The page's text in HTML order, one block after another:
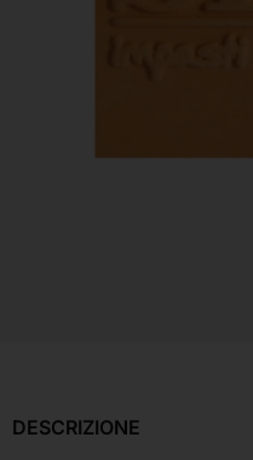
DESCRIZIONE